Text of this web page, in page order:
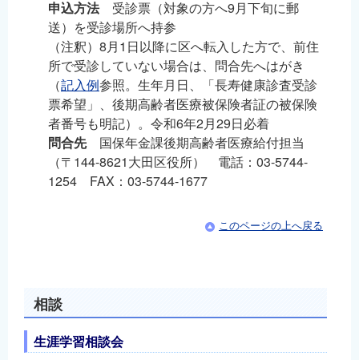
申込方法受診票（対象の方へ9月下旬に郵
送）を受診場所へ持参
（注釈）8月1日以降に区へ転入した方で、前住
所で受診していない場合は、問合先へはがき
（記入例参照。生年月日、「長寿健康診査受診
票希望」、後期高齢者医療被保険者証の被保険
者番号も明記）。令和6年2月29日必着
問合先国保年金課後期高齢者医療給付担当
（〒144-8621大田区役所） 電話：03-5744-
1254 FAX：03-5744-1677
このページの上へ戻る
相談
生涯学習相談会